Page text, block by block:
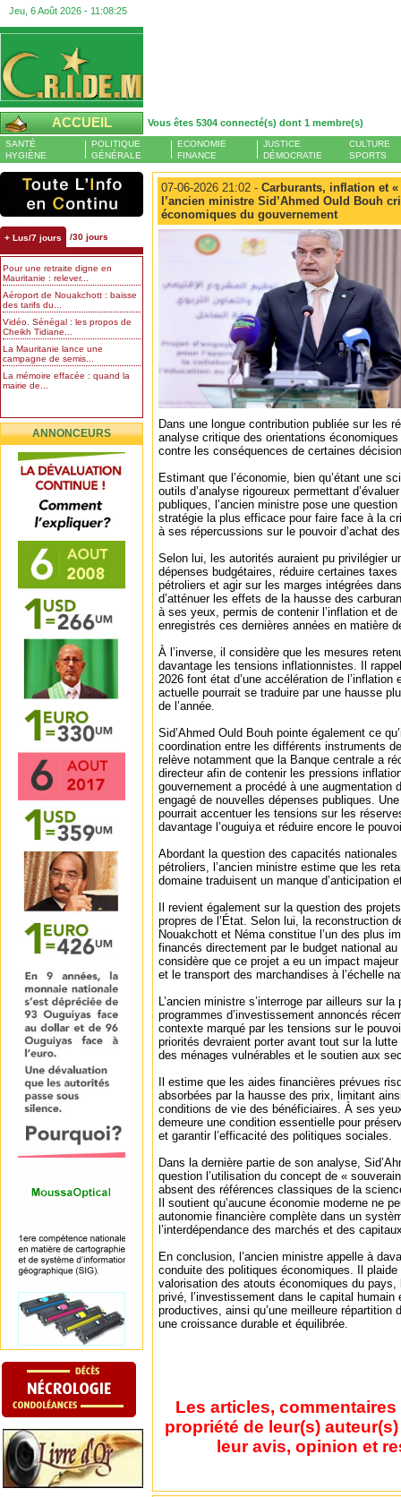
Jeu, 6 Août 2026 - 11:08:25
ACCUEIL Vous êtes 5304 connecté(s) dont 1 membre(s)
SANTÉ
HYGIÈNE
POLITIQUE
GÉNÉRALE
ECONOMIE
FINANCE
JUSTICE
DÉMOCRATIE
CULTURE
SPORTS
+ Lus/7 jours /30 jours
Pour une retraite digne en
Mauritanie : relever...
Aéroport de Nouakchott : baisse
des tarifs du...
Vidéo. Sénégal : les propos de
Cheikh Tidiane...
La Mauritanie lance une
campagne de semis...
La mémoire effacée : quand la
mairie de...
ANNONCEURS
07-06-2026 21:02 - Carburants, inflation et
l’ancien ministre Sid’Ahmed Ould Bouh
économiques du gouvernement
Dans une longue contribution publiée sur les
analyse critique des orientations
contre les conséquences de certaines
Estimant que l’économie, bien qu’étant une
outils d’analyse rigoureux permettant
publiques, l’ancien ministre pose une
stratégie la plus efficace pour faire face à la
à ses répercussions sur le pouvoir d’achat
Selon lui, les autorités auraient pu privilégier
dépenses budgétaires, réduire certaines
pétroliers et agir sur les marges intégrées
d’atténuer les effets de la hausse des
à ses yeux, permis de contenir l’inflation et
enregistrés ces dernières années en matière
À l’inverse, il considère que les mesures
davantage les tensions inflationnistes. Il
2026 font état d’une accélération de
actuelle pourrait se traduire par une hausse
de l’année.
Sid’Ahmed Ould Bouh pointe également ce
coordination entre les différents instruments
relève notamment que la Banque centrale a
directeur afin de contenir les pressions
gouvernement a procédé à une augmentation
engagé de nouvelles dépenses publiques.
pourrait accentuer les tensions sur les
davantage l’ouguiya et réduire encore le
Abordant la question des capacités
pétroliers, l’ancien ministre estime que les
domaine traduisent un manque d’anticipation
Il revient également sur la question des
propres de l’État. Selon lui, la reconstruction
Nouakchott et Néma constitue l’un des plus
financés directement par le budget national
considère que ce projet a eu un impact
et le transport des marchandises à l’échelle
L’ancien ministre s’interroge par ailleurs sur
programmes d’investissement annoncés
contexte marqué par les tensions sur le
priorités devraient porter avant tout sur la
des ménages vulnérables et le soutien aux
Il estime que les aides financières prévues
absorbées par la hausse des prix, limitant
conditions de vie des bénéficiaires. À ses
demeure une condition essentielle pour
et garantir l’efficacité des politiques sociales.
Dans la dernière partie de son analyse,
question l’utilisation du concept de «
absent des références classiques de la
Il soutient qu’aucune économie moderne ne
autonomie financière complète dans un
l’interdépendance des marchés et des
En conclusion, l’ancien ministre appelle à
conduite des politiques économiques. Il
valorisation des atouts économiques du
privé, l’investissement dans le capital humain
productives, ainsi qu’une meilleure répartition
une croissance durable et équilibrée.
Les articles,
propriété de leur(s)
leur avis, opinion et